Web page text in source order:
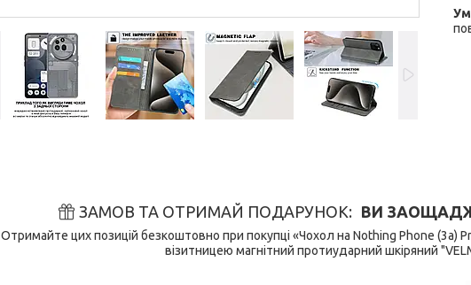
ЗАМОВ ТА ОТРИМАЙ ПОДАРУНОК ВИ
Отримайте цих позицій безкоштовно при покупці «Чохол на Nothing Phone (3a)
візитницею магнітний протиударний шкіряний